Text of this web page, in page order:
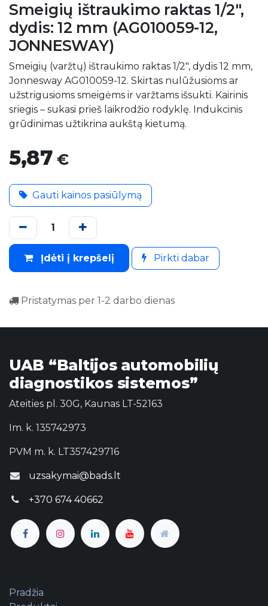
Smeigių ištraukimo raktas 1/2",
dydis: 12 mm (AG010059-12,
JONNESWAY)
Smeigių (varžtų) ištraukimo raktas 1/2", dydis 12 mm,
Jonnesway AG010059-12. Skirtas nulūžusioms ar
užstrigusioms smeigėms ir varžtams išsukti. Kairinis
sriegis – sukasi prieš laikrodžio rodyklę. Indukcinis
grūdinimas užtikrina aukštą kietumą.
5,87 €
Gauti kainos pasiūlymą
Įdėti į krepšelį Pirkti dabar
Pristatymas per 1-2 darbo dienas
UAB “Baltijos automobilių
diagnostikos sistemos”
Ateities pl. 30G, Kaunas LT-52163
Im. k. 135742973
PVM m. k. LT357429716
uzsakymai@bads.lt
+370 674 40662
Pradžia